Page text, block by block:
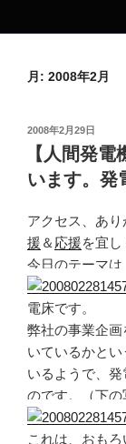
月: 2008年2月
投
日:
2008年2月29日
【人間発
います。発
アクセス、あり
援 ＆ 応援を宜し
今日のテーマは
電床です。
弊社の事業企
いているかと
いるようで、
のです。（下の
これは、おも